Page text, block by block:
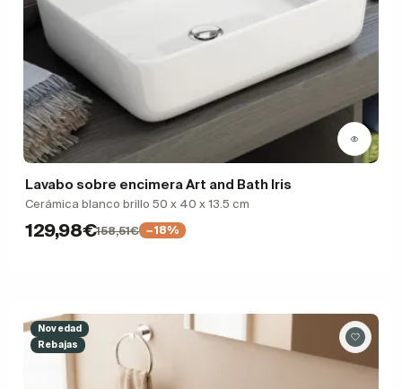
Lavabo sobre encimera Art and Bath Iris
Cerámica blanco brillo 50 x 40 x 13.5 cm
129,98€158,51€ −18%
Novedad
Rebajas